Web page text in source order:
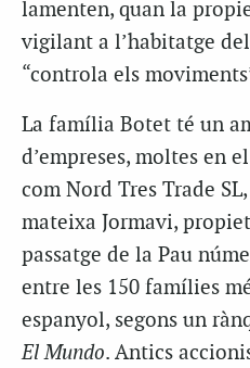
lamenten, quan la
vigilant a l’habitatge
“controla els
La família Botet té un
d’empreses, moltes en
com Nord Tres Trade
mateixa Jormavi,
passatge de la Pau
entre les 150 famílies
espanyol, segons un
El Mundo. Antics